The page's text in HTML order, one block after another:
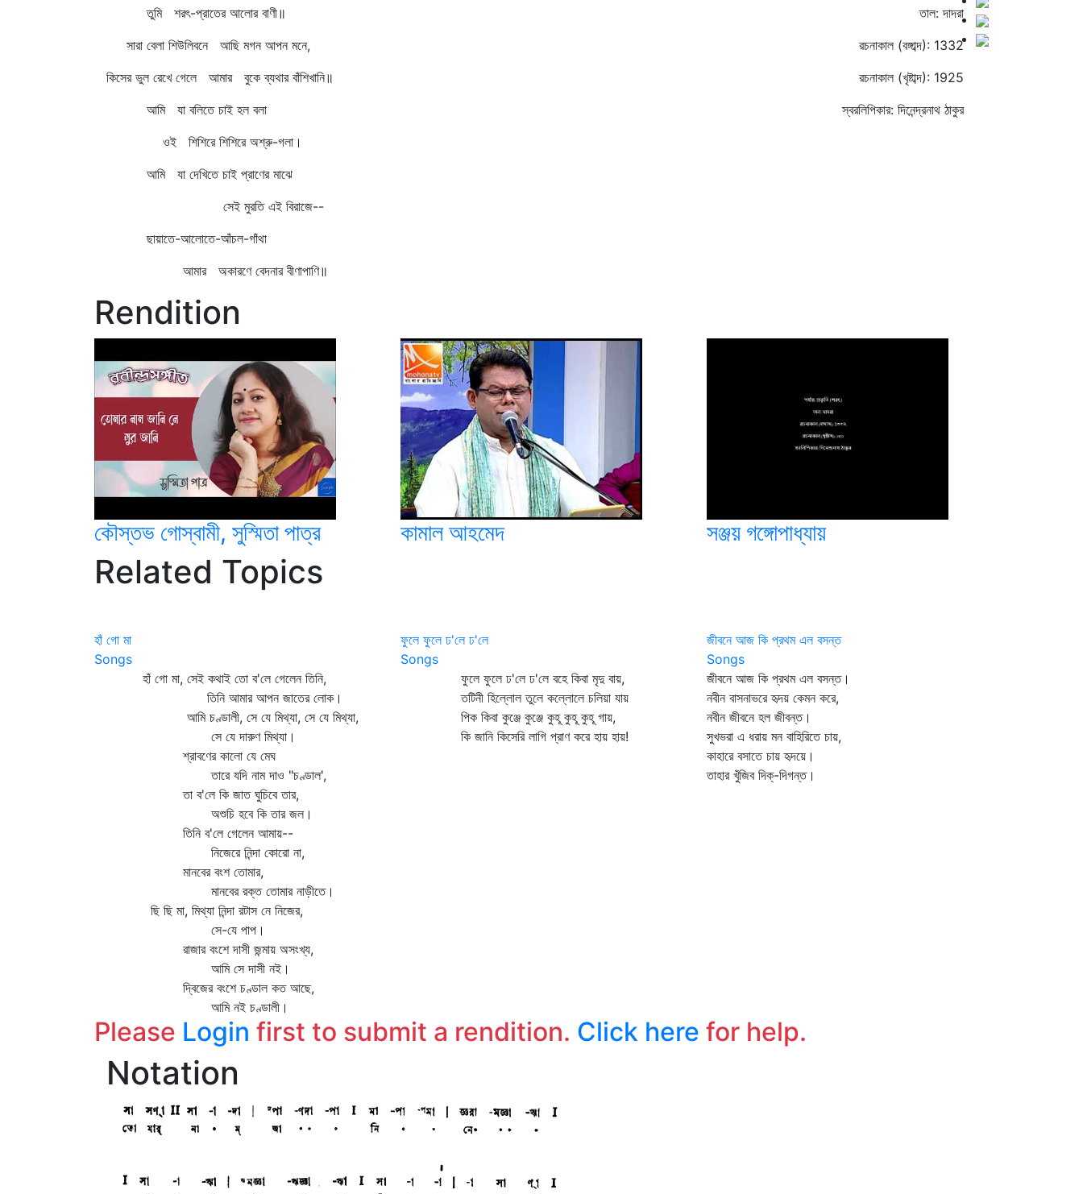
তুমি শরৎ-প্রাতের আলোর বাণী॥
সারা বেলা শিউলিবনে আছি মগন আপন মনে,
কিসের ভুল রেখে গেলে আমার বুকে ব্যথার বাঁশিখানি॥
আমি যা বলিতে চাই হল বলা
ওই শিশিরে শিশিরে অশ্রু-গলা।
আমি যা দেখিতে চাই প্রাণের মাঝে
সেই মুরতি এই বিরাজে--
ছায়াতে-আলোতে-আঁচল-গাঁথা
আমার অকারণে বেদনার বীণাপাণি॥
তাল: দাদরা
রচনাকাল (বঙ্গাব্দ): 1332
রচনাকাল (খৃষ্টাব্দ): 1925
স্বরলিপিকার: দিনেন্দ্রনাথ ঠাকুর
Rendition
কৌস্তভ গোস্বামী, সুস্মিতা পাত্র কামাল আহমেদ সঞ্জয় গঙ্গোপাধ্যায়
Related Topics
হাঁ গো মা
Songs
হাঁ গো মা, সেই কথাই তো ব'লে গেলেন তিনি,
তিনি আমার আপন জাতের লোক।
আমি চণ্ডালী, সে যে মিথ্যা, সে যে মিথ্যা,
সে যে দারুণ মিথ্যা।
শ্রাবণের কালো যে মেঘ
তারে যদি নাম দাও "চণ্ডাল',
তা ব'লে কি জাত ঘুচিবে তার,
অশুচি হবে কি তার জল।
তিনি ব'লে গেলেন আমায়--
নিজেরে নিন্দা কোরো না,
মানবের বংশ তোমার,
মানবের রক্ত তোমার নাড়ীতে।
ছি ছি মা, মিথ্যা নিন্দা রটাস নে নিজের,
সে-যে পাপ।
রাজার বংশে দাসী জন্মায় অসংখ্য,
আমি সে দাসী নই।
দ্বিজের বংশে চণ্ডাল কত আছে,
আমি নই চণ্ডালী।
ফুলে ফুলে ঢ'লে ঢ'লে
Songs
ফুলে ফুলে ঢ'লে ঢ'লে বহে কিবা মৃদু বায়,
তটিনী হিল্লোল তুলে কল্লোলে চলিয়া যায়
পিক কিবা কুঞ্জে কুঞ্জে কুহূ কুহূ কুহূ গায়,
কি জানি কিসেরি লাগি প্রাণ করে হায় হায়!
জীবনে আজ কি প্রথম এল বসন্ত
Songs
জীবনে আজ কি প্রথম এল বসন্ত।
নবীন বাসনাভরে হৃদয় কেমন করে,
নবীন জীবনে হল জীবন্ত।
সুখভরা এ ধরায় মন বাহিরিতে চায়,
কাহারে বসাতে চায় হৃদয়ে।
তাহার খুঁজিব দিক্‌-দিগন্ত।
Please Login first to submit a rendition. Click here for help.
Notation